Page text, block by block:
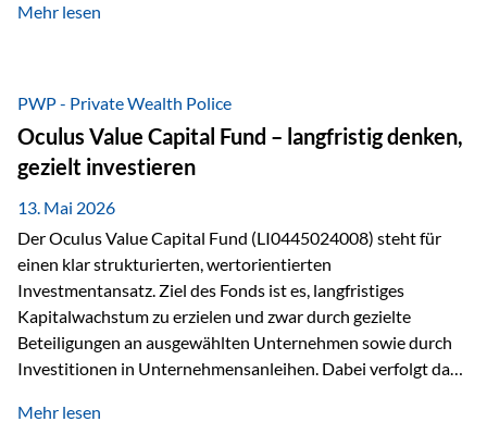
Faktoren für Investoren – begrenztes Angebot und
klassischer „Sicherheitsanker“ gilt, bieten Silber, Platin und
Palladium zusätzlich die Chance, von technologischen
Entwicklungen zu profitieren. Die Nachfrage entsteht nicht
nur durch Anleger, sondern vor allem durch die Industrie.
Gerade in…
Mehr lesen
PWP - Private Wealth Police
Oculus Value Capital Fund – langfristig denken,
gezielt investieren
13. Mai 2026
Der Oculus Value Capital Fund (LI0445024008) steht für
einen klar strukturierten, wertorientierten
Investmentansatz. Ziel des Fonds ist es, langfristiges
Kapitalwachstum zu erzielen und zwar durch gezielte
Beteiligungen an ausgewählten Unternehmen sowie durch
Investitionen in Unternehmensanleihen. Dabei verfolgt das
Marktbewegungen stehen im Fokus, sondern die
Mehr lesen